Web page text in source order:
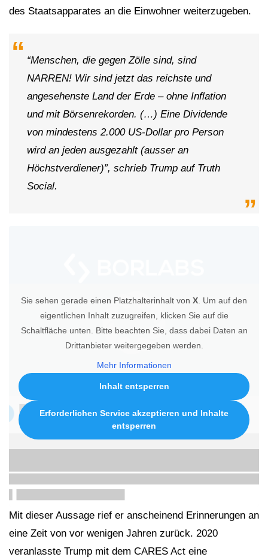
des Staatsapparates an die Einwohner weiterzugeben.
“Menschen, die gegen Zölle sind, sind
NARREN! Wir sind jetzt das reichste und
angesehenste Land der Erde – ohne Inflation
und mit Börsenrekorden. (…) Eine Dividende
von mindestens 2.000 US-Dollar pro Person
wird an jeden ausgezahlt (ausser an
Höchstverdiener)”, schrieb Trump auf Truth
Social.
Sie sehen gerade einen Platzhalterinhalt von X . Um auf den
eigentlichen Inhalt zuzugreifen, klicken Sie auf die
Schaltfläche unten. Bitte beachten Sie, dass dabei Daten an
Drittanbieter weitergegeben werden.
Mehr Informationen
Inhalt entsperren
Erforderlichen Service akzeptieren und Inhalte
entsperren
Mit dieser Aussage rief er anscheinend Erinnerungen an
eine Zeit von vor wenigen Jahren zurück. 2020
veranlasste Trump mit dem CARES Act eine